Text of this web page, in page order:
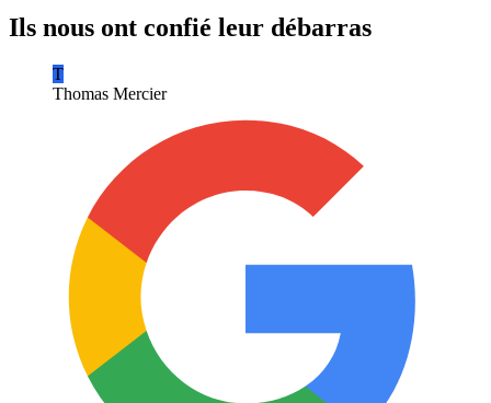
Ils nous ont confié leur débarras
T
Thomas Mercier